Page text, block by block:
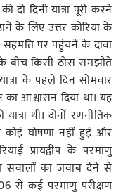
दो दिनी यात्रा पूरी करने
के लिए उत्तर कोरिया के
सहमति पर पहुंचने के दावा
के बीच किसी ठोस समझौते
के पहले दिन सोमवार
आश्वासन दिया था। यह
थी। दोनों रणनीतिक
घोषणा नहीं हुई और
प्रायद्वीप के परमाणु
सवालों का जवाब देने से
से कई परमाणु परीक्षण